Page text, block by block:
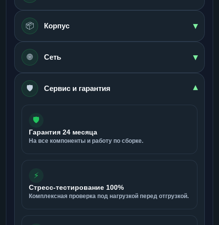
📦 Корпус ▾
🌐 Сеть ▾
🛡️ Сервис и гарантия ▾
🛡️
Гарантия 24 месяца
На все компоненты и работу по сборке.
⚡
Стресс-тестирование 100%
Комплексная проверка под нагрузкой перед отгрузкой.